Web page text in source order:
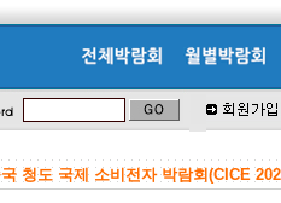
청도 국제 소비전자 박람회(CICE